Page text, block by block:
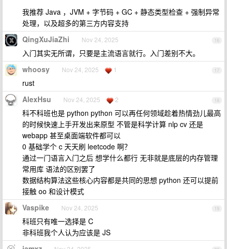
我推荐 Java ，JVM + 字节码 + GC + 静态类型检查 + 强制异常
处理，以及超多的第三方内容支持
16
QingXuJiaZhi Nov 24, 2025
入门其实无所谓，只要是主流语言就行。入门差别不大。
17
whoosy Nov 24, 2025 1
rust
18
AlexHsu Nov 24, 2025 2
科不科班也是 python python 可以再任何领域趁着热情劲儿最高
的时候快速上手开发出来原型 不管是科学计算 nlp cv 还是
webapp 甚至桌面端软件都可以
0 基础学个 c 天天刷 leetcode 啊？
通过一门语言入门之后 想学什么都行 无非就是底层的内存管理
常用库 语法的区别罢了
数据结构算法这些核心内容都是共同的思想 python 还可以提前
接触 oo 和设计模式
19
Vaspike Nov 24, 2025
科班只有唯一选择是 C
非科班我个人认为应该是 JS